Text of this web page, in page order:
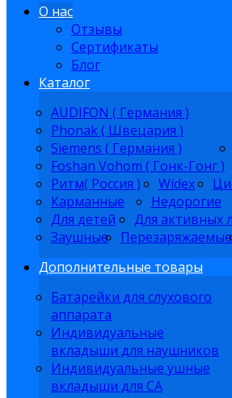
О нас
Отзывы
Сертификаты
Блог
Каталог
AUDIFON ( Германия )
Phonak ( Швецария )
Siemens ( Германия )
Foshan Vohom ( Гонк-Гонг )
Ритм( Россия )
Widex
Карманные
Недорогие
Для детей
Для активных
Заушные
Перезаряжаемые
Дополнительные товары
Батарейки для слухового
аппарата
Индивидуальные
вкладыши для наушников
Индивидуальные ушные
вкладыши для СА